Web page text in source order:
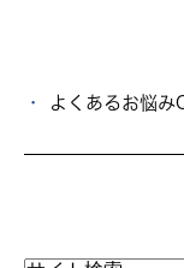
よくあるお悩み